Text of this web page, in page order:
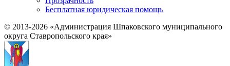
Бесплатная юридическая помощь
© 2013-2026 «Администрация Шпаковского муниципального
округа Ставропольского края»